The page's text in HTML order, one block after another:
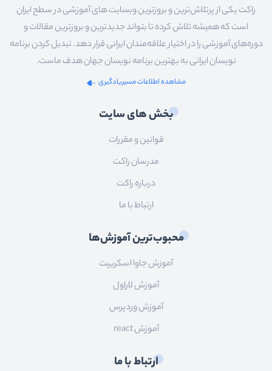
راکت یکی از پرتلاش‌ترین و بروزترین وبسایت های آموزشی در سطح ایران
است که همیشه تلاش کرده تا بتواند جدیدترین و بروزترین مقالات و
دوره‌های آموزشی را در اختیار علاقه‌مندان ایرانی قرار دهد. تبدیل کردن برنامه
نویسان ایرانی به بهترین برنامه نویسان جهان هدف ماست.
مشاهده اطلاعات مسیریادگیری
بخش های سایت
قوانین و مقررات
مدرسان راکت
درباره راکت
ارتباط با ما
محبوب‌ترین آموزش‌ها
آموزش جاوا اسکریپت
آموزش لاراول
آموزش وردپرس
آموزش react
ارتباط با ما